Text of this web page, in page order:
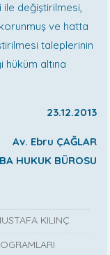
ile değiştirilmesi,
ve hatta
taleplerinin
altına
23.12.2013
Av. Ebru ÇAĞLAR
HUKUK BÜROSU
KILINÇ